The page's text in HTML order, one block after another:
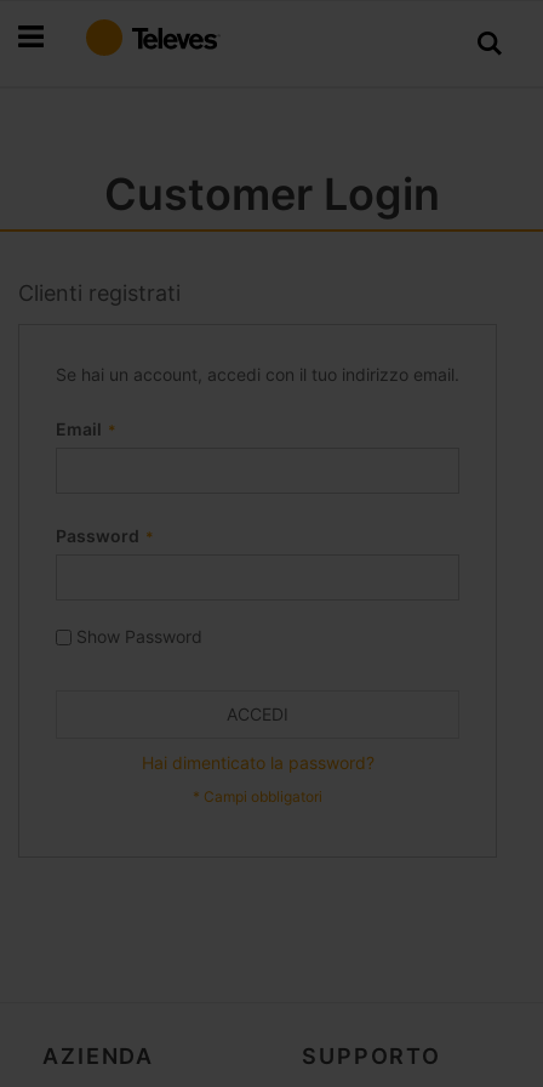
al
Customer Login
Clienti registrati
Se hai un account, accedi con il tuo indirizzo email.
Email
Password
Show Password
ACCEDI
Hai dimenticato la password?
AZIENDA SUPPORTO